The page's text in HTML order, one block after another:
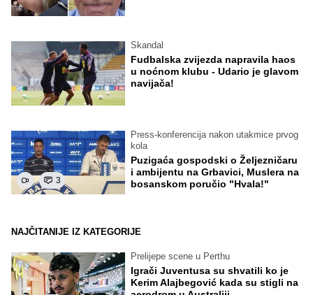
Skandal
Fudbalska zvijezda napravila haos
u noćnom klubu - Udario je glavom
navijača!
3
Press-konferencija nakon utakmice prvog
kola
Puzigaća gospodski o Željezničaru
i ambijentu na Grbavici, Muslera na
bosanskom poručio "Hvala!"
NAJČITANIJE IZ KATEGORIJE
Prelijepe scene u Perthu
Igrači Juventusa su shvatili ko je
Kerim Alajbegović kada su stigli na